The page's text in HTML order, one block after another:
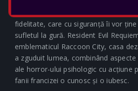
realiste ale pielii și chiar picături de
fidelitate, care cu siguranță îi vor
sufletul la gură. Resident Evil
emblematicul Raccoon City, casa
a zguduit lumea, combinând
ale horror-ului psihologic cu acțiune
fanii francizei o cunosc și o iubesc.